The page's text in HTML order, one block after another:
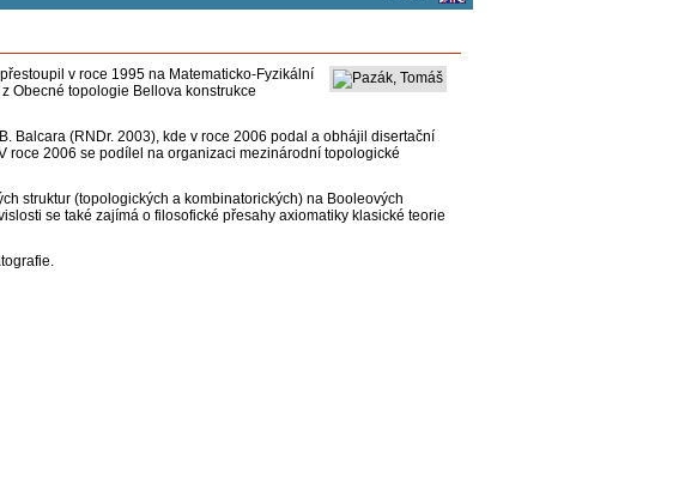
v roce 1995 na Matematicko-Fyzikální
Obecné topologie Bellova konstrukce
Balcara (RNDr. 2003), kde v roce 2006 podal a obhájil disertační
roce 2006 se podílel na organizaci mezinárodní topologické
struktur (topologických a kombinatorických) na Booleových
se také zajímá o filosofické přesahy axiomatiky klasické teorie